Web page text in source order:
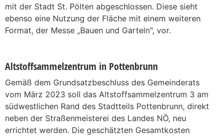
mit der Stadt St. Pölten abgeschlossen. Diese sieht
ebenso eine Nutzung der Fläche mit einem weiteren
Format, der Messe „Bauen und Garteln", vor.
Altstoffsammelzentrum in Pottenbrunn
Gemäß dem Grundsatzbeschluss des Gemeinderats
vom März 2023 soll das Altstoffsammelzentrum 3 am
südwestlichen Rand des Stadtteils Pottenbrunn, direkt
neben der Straßenmeisterei des Landes NÖ, neu
errichtet werden. Die geschätzten Gesamtkosten